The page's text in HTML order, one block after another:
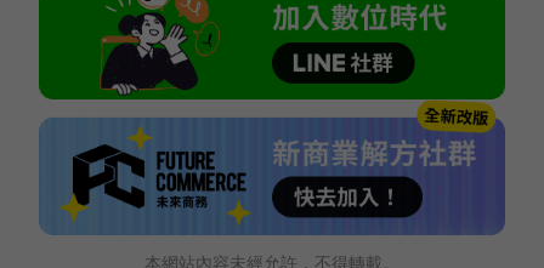
本網站內容未經允許，不得轉載。